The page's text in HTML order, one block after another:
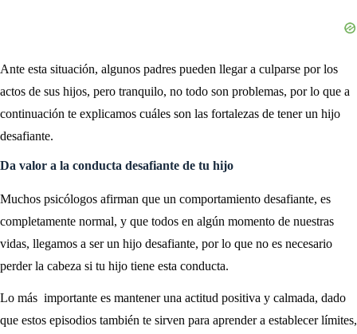
Ante esta situación, algunos padres pueden llegar a culparse por los
actos de sus hijos, pero tranquilo, no todo son problemas, por lo que a
continuación te explicamos cuáles son las fortalezas de tener un hijo
desafiante.
Da valor a la conducta desafiante de tu hijo
Muchos psicólogos afirman que un comportamiento desafiante, es
completamente normal, y que todos en algún momento de nuestras
vidas, llegamos a ser un hijo desafiante, por lo que no es necesario
perder la cabeza si tu hijo tiene esta conducta.
Lo más importante es mantener una actitud positiva y calmada, dado
que estos episodios también te sirven para aprender a establecer límites,